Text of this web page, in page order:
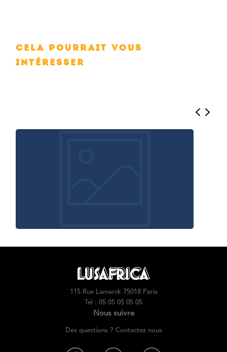
Cela pourrait vous
intéresser
115 Rue Lamarck 75018 Paris
Tel : 05 05 05 05 05
Nous suivre
Des questions ? Contactez nous